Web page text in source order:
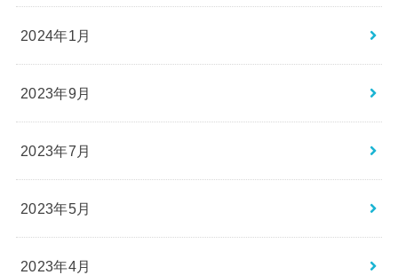
2024年1月
2023年9月
2023年7月
2023年5月
2023年4月